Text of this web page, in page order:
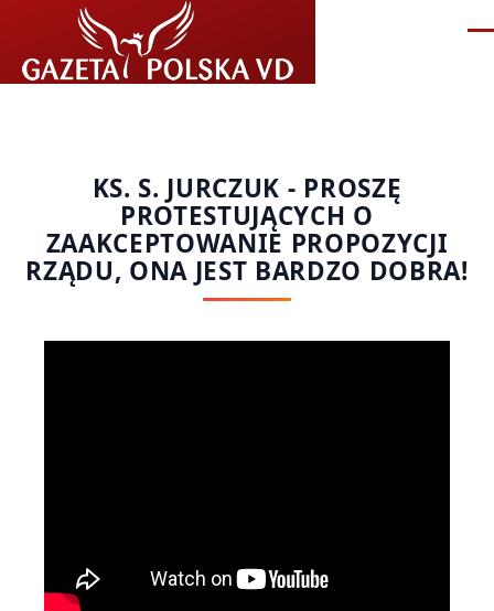
Przejdź do treści
KS. S. JURCZUK - PROSZĘ
PROTESTUJĄCYCH O
ZAAKCEPTOWANIE PROPOZYCJI
RZĄDU, ONA JEST BARDZO DOBRA!